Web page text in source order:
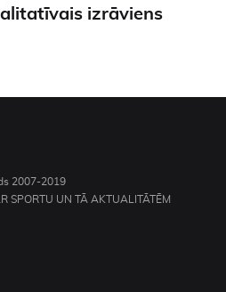
izrāviens
2007-2019
SPORTU UN TĀ AKTUALITĀTĒM